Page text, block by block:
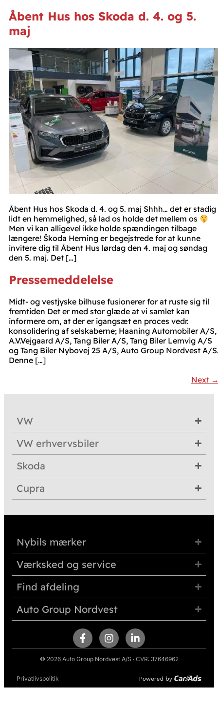
Åbent Hus hos Skoda d. 4. og 5.
maj
Åbent Hus hos Skoda d. 4. og 5. maj Shhh… det er stadig
lidt en hemmelighed, så lad os holde det mellem os
Men vi kan alligevel ikke holde spændingen tilbage
længere! Škoda Herning er begejstrede for at kunne
invitere dig til Åbent Hus lørdag den 4. maj og søndag
den 5. maj. Det […]
Pressemeddelelse
Midt- og vestjyske bilhuse fusionerer for at ruste sig til
fremtiden Det er med stor glæde at vi samlet kan
informere om, at der er igangsæt en proces vedr.
konsolidering af selskaberne; Haaning Automobiler A/S,
A.V.Vejgaard A/S, Tang Biler A/S, Tang Biler Lemvig A/S
og Tang Biler Nybovej 25 A/S, Auto Group Nordvest A/
Denne […]
Next
VW
VW erhvervsbiler
Skoda
Cupra
Nybils mærker
Værksked og service
Find afdeling
Auto Group Nordvest
© 2026 Auto Group Nordvest A/S · CVR: 37646962
Privatlivspolitik